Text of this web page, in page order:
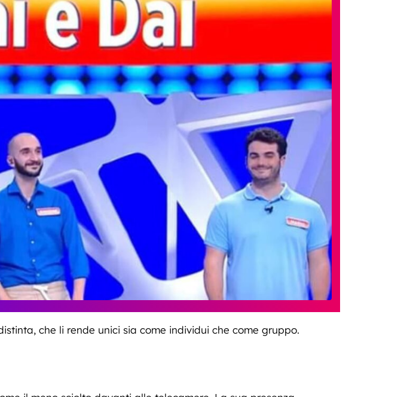
che li rende unici sia come individui che come gruppo.